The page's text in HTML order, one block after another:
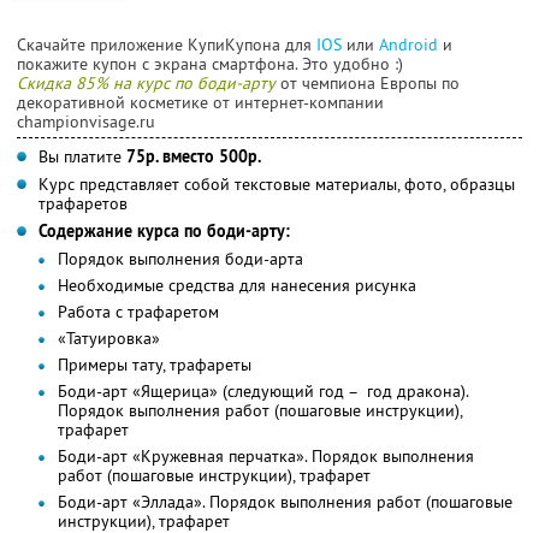
Скачайте приложение КупиКупона для IOS или Android и
покажите купон с экрана смартфона. Это удобно :)
Скидка 85% на курс по боди-артуот чемпиона Европы по
декоративной косметике от интернет-компании
championvisage.ru
Вы платите 75р. вместо 500р.
Курс представляет собой текстовые материалы, фото, образцы
трафаретов
Содержание курса по боди-арту:
Порядок выполнения боди-арта
Необходимые средства для нанесения рисунка
Работа с трафаретом
«Татуировка»
Примеры тату, трафареты
Боди-арт «Ящерица» (следующий год – год дракона).
Порядок выполнения работ (пошаговые инструкции),
трафарет
Боди-арт «Кружевная перчатка». Порядок выполнения
работ (пошаговые инструкции), трафарет
Боди-арт «Эллада». Порядок выполнения работ (пошаговые
инструкции), трафарет